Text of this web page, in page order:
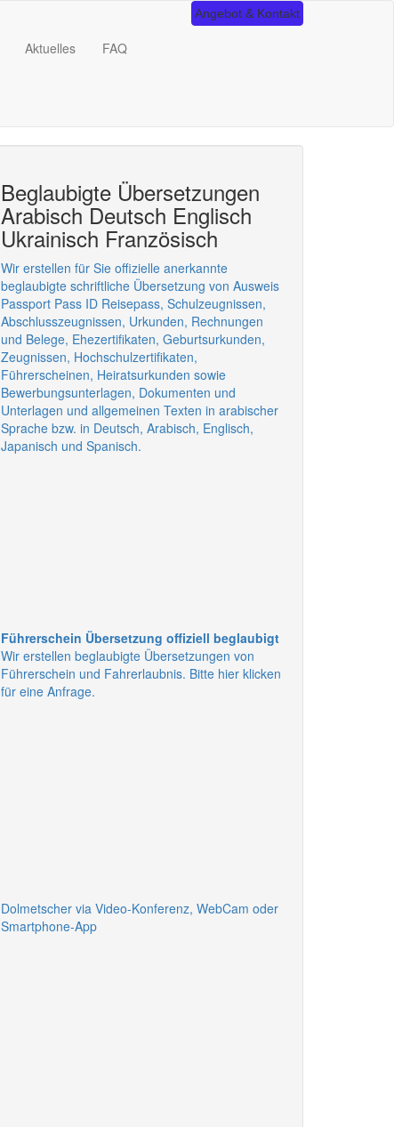
Angebot & Kontakt
Aktuelles FAQ
Beglaubigte Übersetzungen
Arabisch Deutsch Englisch
Ukrainisch Französisch
Wir erstellen für Sie offizielle anerkannte
beglaubigte schriftliche Übersetzung von Ausweis
Passport Pass ID Reisepass, Schulzeugnissen,
Abschlusszeugnissen, Urkunden, Rechnungen
und Belege, Ehezertifikaten, Geburtsurkunden,
Zeugnissen, Hochschulzertifikaten,
Führerscheinen, Heiratsurkunden sowie
Bewerbungsunterlagen, Dokumenten und
Unterlagen und allgemeinen Texten in arabischer
Sprache bzw. in Deutsch, Arabisch, Englisch,
Japanisch und Spanisch.
Führerschein Übersetzung offiziell beglaubigt
Wir erstellen beglaubigte Übersetzungen von
Führerschein und Fahrerlaubnis. Bitte hier klicken
für eine Anfrage.
Dolmetscher via Video-Konferenz, WebCam oder
Smartphone-App